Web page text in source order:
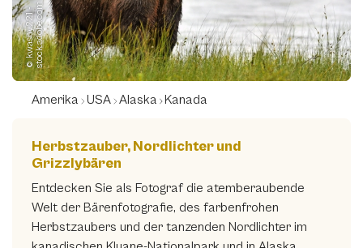
©
k
w
a
s
n
y
2
2
1
-
s
t
o
c
k.
a
d
o
b
e.
c
om
Amerika USA Alaska Kanada
Herbstzauber, Nordlichter und
Grizzlybären
Entdecken Sie als Fotograf die atemberaubende
Welt der Bärenfotografie, des farbenfrohen
Herbstzaubers und der tanzenden Nordlichter im